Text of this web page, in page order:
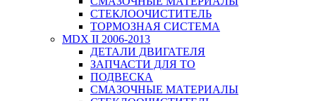
СТЕКЛООЧИСТИТЕЛЬ
ТОРМОЗНАЯ СИСТЕМА
MDX II 2006-2013
ДЕТАЛИ ДВИГАТЕЛЯ
ЗАПЧАСТИ ДЛЯ ТО
ПОДВЕСКА
СМАЗОЧНЫЕ МАТЕРИАЛЫ